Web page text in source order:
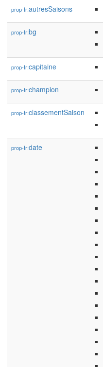
prop-fr:autresSaisons
prop-fr:bg
prop-fr:capitaine
prop-fr:champion
prop-fr:classementSaison
prop-fr:date